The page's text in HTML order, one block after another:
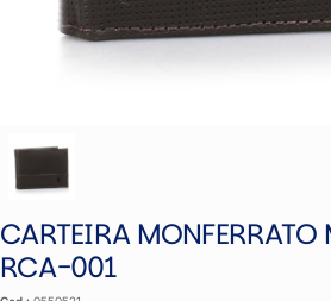
CARTEIRA
RCA-001